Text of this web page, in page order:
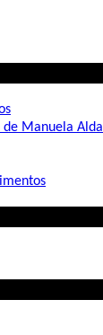
Manuela